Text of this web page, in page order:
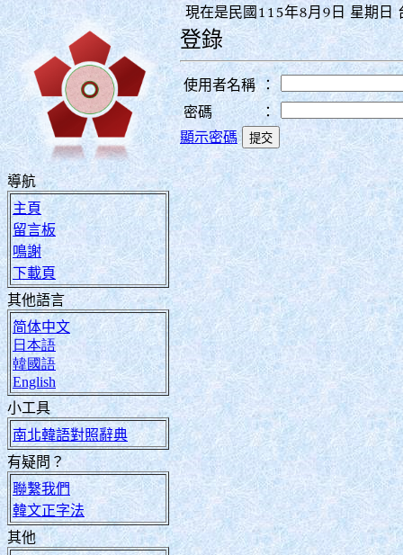
導航
主頁
留言板
鳴謝
下載頁
其他語言
简体中文
日本語
韓國語
English
小工具
南北韓語對照辭典
有疑問？
聯繫我們
韓文正字法
其他
現在是民國115年8月9日 星期
登錄
使用者名稱 ：
密碼
：
顯示密碼